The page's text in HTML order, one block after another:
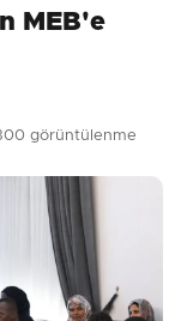
MEB'e
görüntülenme